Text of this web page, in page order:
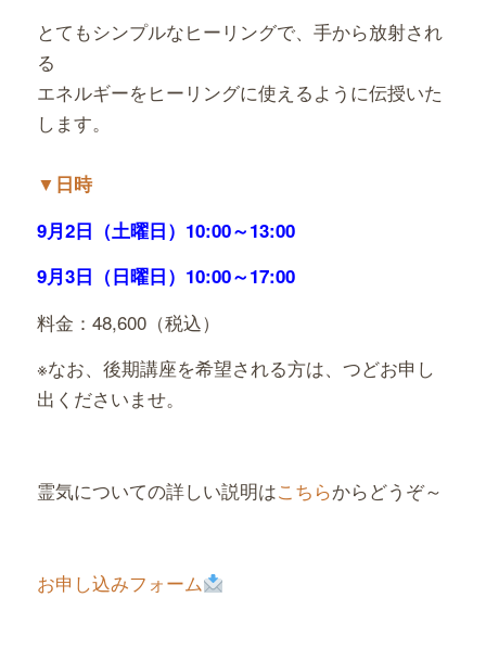
とてもシンプルなヒーリングで、手から放射され
る
エネルギーをヒーリングに使えるように伝授いた
します。
▼ 日時
9月2日（土曜日）10:00～13:00
9月3日（日曜日）10:00～17:00
料金：48,600（税込）
※なお、後期講座を希望される方は、つどお申し
出くださいませ。
霊気についての詳しい説明はこちらからどうぞ～
お申し込みフォーム